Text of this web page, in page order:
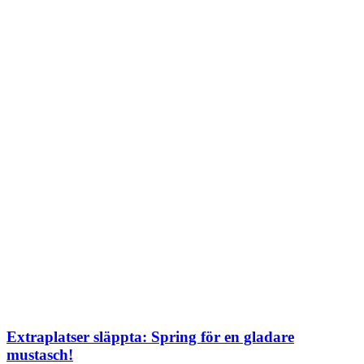
Extraplatser släppta: Spring för en gladare
mustasch!